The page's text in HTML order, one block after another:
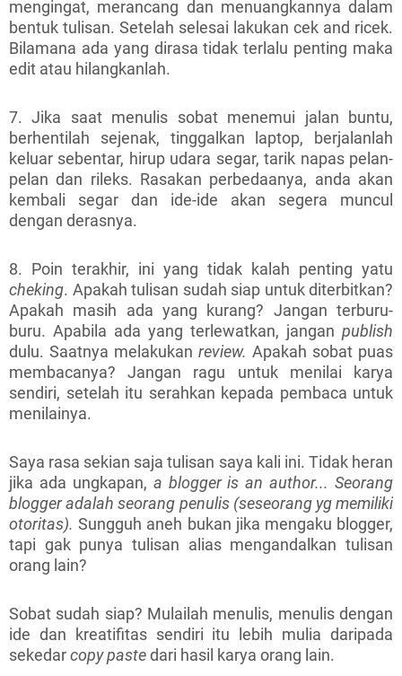
mengingat, merancang dan menuangkannya dalam
bentuk tulisan. Setelah selesai lakukan cek and ricek.
Bilamana ada yang dirasa tidak terlalu penting maka
edit atau hilangkanlah.
7. Jika saat menulis sobat menemui jalan buntu,
berhentilah sejenak, tinggalkan laptop, berjalanlah
keluar sebentar, hirup udara segar, tarik napas pelan-
pelan dan rileks. Rasakan perbedaanya, anda akan
kembali segar dan ide-ide akan segera muncul
dengan derasnya.
8. Poin terakhir, ini yang tidak kalah penting yatu
cheking. Apakah tulisan sudah siap untuk diterbitkan?
Apakah masih ada yang kurang? Jangan terburu-
buru. Apabila ada yang terlewatkan, jangan publish
dulu. Saatnya melakukan review. Apakah sobat puas
membacanya? Jangan ragu untuk menilai karya
sendiri, setelah itu serahkan kepada pembaca untuk
menilainya.
Saya rasa sekian saja tulisan saya kali ini. Tidak heran
jika ada ungkapan, a blogger is an author... Seorang
blogger adalah seorang penulis (seseorang yg memiliki
otoritas).Sungguh aneh bukan jika mengaku blogger,
tapi gak punya tulisan alias mengandalkan tulisan
orang lain?
Sobat sudah siap? Mulailah menulis, menulis dengan
ide dan kreatifitas sendiri itu lebih mulia daripada
sekedarcopy pastedari hasil karya orang lain.